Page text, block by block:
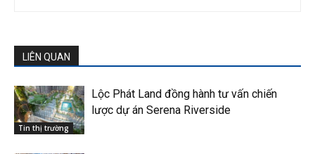
LIÊN QUAN
Tin thị trường
Lộc Phát Land đồng hành tư vấn chiến
lược dự án Serena Riverside